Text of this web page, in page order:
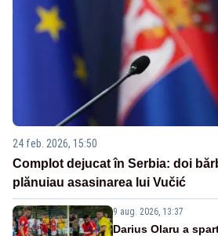
24 feb. 2026, 15:50
Complot dejucat în Serbia: doi
plănuiau asasinarea lui Vučić
9 aug. 2026, 13:37
Darius Olaru a